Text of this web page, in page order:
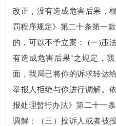
改正，没有造成危害后果，
罚程序规定》第二十条第一
的，可以不予立案： (一)违
有造成危害后果’之规定，
面，我局已将你的诉求转达
举报人拒绝与你进行调解。
报处理暂行办法》第二十一
调解：（三）投诉人或者被